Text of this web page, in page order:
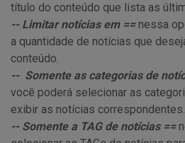
título do conteúdo que lista as
-- Limitar notícias em ==nessa
a quantidade de notícias que
conteúdo.
-- Somente as categorias de
você poderá selecionar as
exibir as notícias correspondentes.
-- Somente a TAG de notícias ==